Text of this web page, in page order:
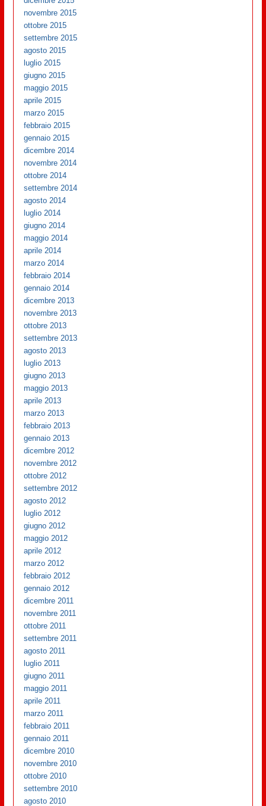
novembre 2015
ottobre 2015
settembre 2015
agosto 2015
luglio 2015
giugno 2015
maggio 2015
aprile 2015
marzo 2015
febbraio 2015
gennaio 2015
dicembre 2014
novembre 2014
ottobre 2014
settembre 2014
agosto 2014
luglio 2014
giugno 2014
maggio 2014
aprile 2014
marzo 2014
febbraio 2014
gennaio 2014
dicembre 2013
novembre 2013
ottobre 2013
settembre 2013
agosto 2013
luglio 2013
giugno 2013
maggio 2013
aprile 2013
marzo 2013
febbraio 2013
gennaio 2013
dicembre 2012
novembre 2012
ottobre 2012
settembre 2012
agosto 2012
luglio 2012
giugno 2012
maggio 2012
aprile 2012
marzo 2012
febbraio 2012
gennaio 2012
dicembre 2011
novembre 2011
ottobre 2011
settembre 2011
agosto 2011
luglio 2011
giugno 2011
maggio 2011
aprile 2011
marzo 2011
febbraio 2011
gennaio 2011
dicembre 2010
novembre 2010
ottobre 2010
settembre 2010
agosto 2010